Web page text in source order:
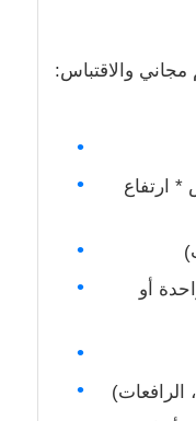
مجاني والاقتباس:
* ارتفاع
أو
الرافعات)